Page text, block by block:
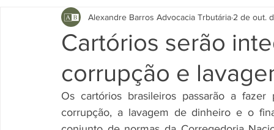
Cartórios serão
corrupção e
Alexandre Barros Advocacia Trbutária 2 de out.
Os cartórios brasileiros passarão a
corrupção, a lavagem de dinheiro e o